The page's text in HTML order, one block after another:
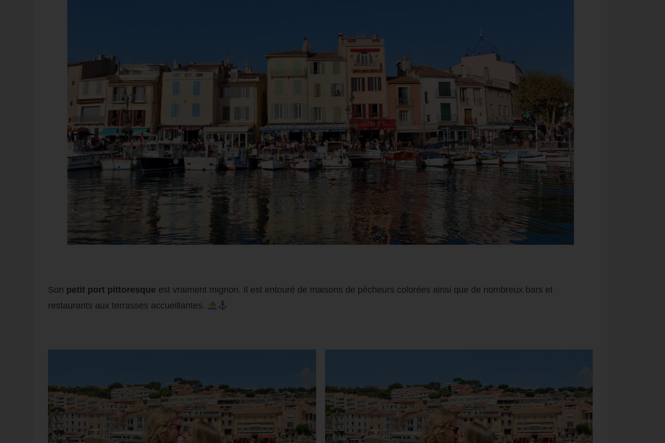
Son petit port pittoresque est vraiment mignon. Il est entouré de maisons de pêcheurs colorées ainsi que de nombreux bars et
restaurants aux terrasses accueillantes.